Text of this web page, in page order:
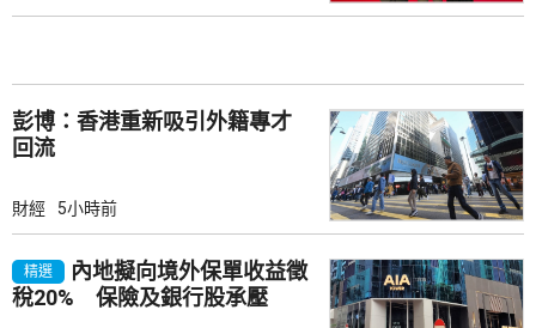
彭博：香港重新吸引外籍專才
回流
財經 5小時前
精選
內地擬向境外保單收益徵
稅20% 保險及銀行股承壓